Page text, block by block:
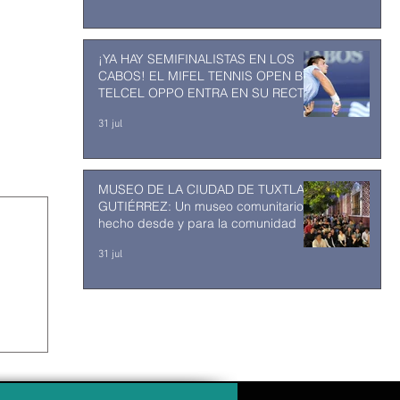
¡YA HAY SEMIFINALISTAS EN LOS
CABOS! EL MIFEL TENNIS OPEN BY
TELCEL OPPO ENTRA EN SU RECTA
31 jul
MUSEO DE LA CIUDAD DE TUXTLA
GUTIÉRREZ: Un museo comunitario
hecho desde y para la comunidad
31 jul